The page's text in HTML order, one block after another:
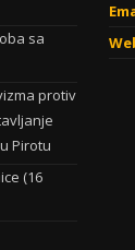
sa
protiv
Pirotu
(16